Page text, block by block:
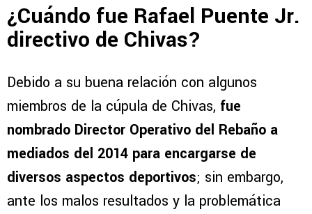
¿Cuándo fue Rafael Puente Jr.
directivo de Chivas?
Debido a su buena relación con algunos
miembros de la cúpula de Chivas, fue
nombrado Director Operativo del Rebaño a
mediados del 2014 para encargarse de
diversos aspectos deportivos; sin embargo,
ante los malos resultados y la problemática